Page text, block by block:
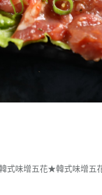
味增五花★韓式味增